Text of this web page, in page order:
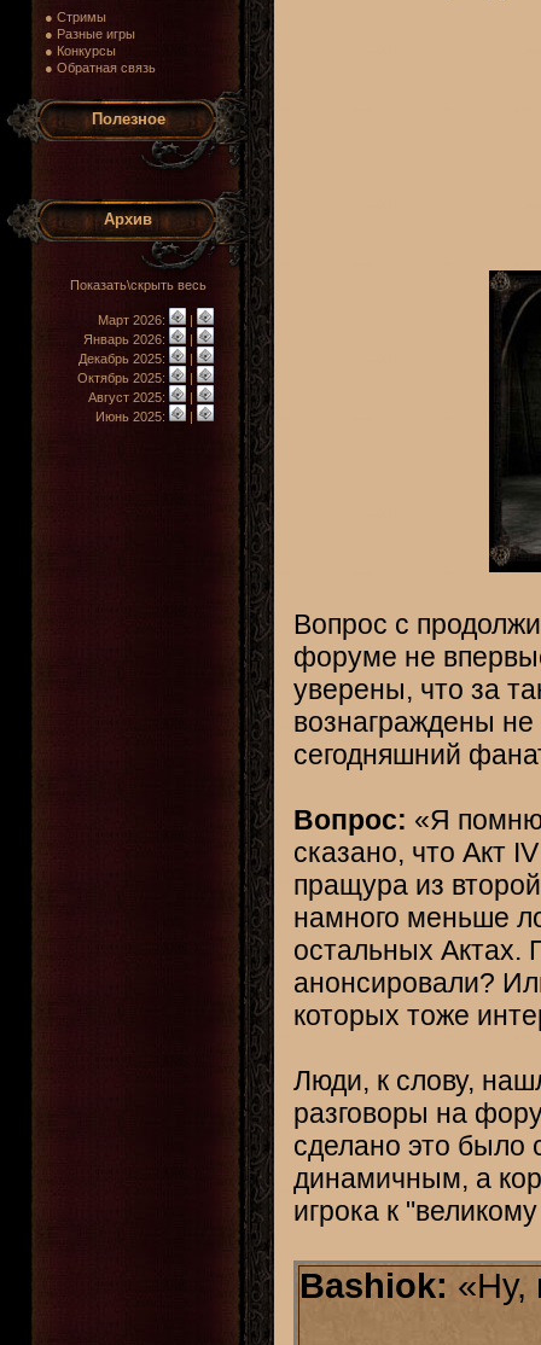
● Стримы
● Разные игры
● Конкурсы
● Обратная связь
Полезное
Архив
Показать\скрыть весь
Март 2026:
|
Январь 2026:
|
Декабрь 2025:
|
Октябрь 2025:
|
Август 2025:
|
Июнь 2025:
|
Вопрос с
форуме не
уверены, что за
вознаграждены
сегодняшний
Вопрос: «Я
сказано, что Акт
пращура из
намного меньше
остальных Актах.
анонсировали?
которых тоже
Люди, к слову,
разговоры на
сделано это было
динамичным, а
игрока к
Bashiok: «Ну,